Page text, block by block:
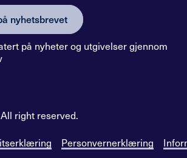
nyhetsbrevet
på nyheter og utgivelser gjennom
right reserved.
Personvernerklæring